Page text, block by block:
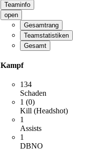
Teaminfo
open
Gesamtrang
Teamstatistiken
Gesamt
Kampf
134
Schaden
1 (0)
Kill (Headshot)
1
Assists
1
DBNO